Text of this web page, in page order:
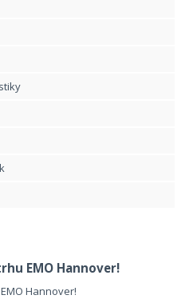
EMO Hannover!